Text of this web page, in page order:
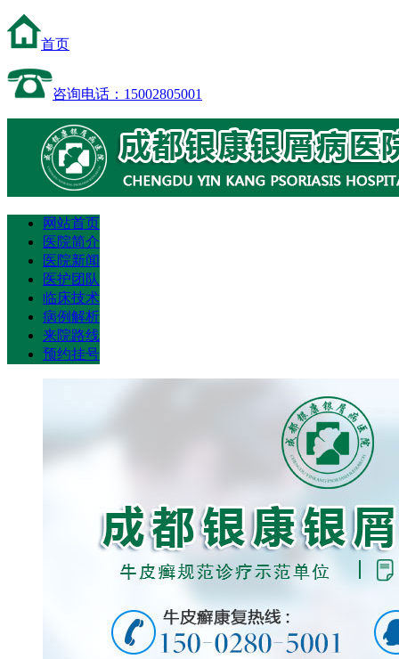
首页
咨询电话：15002805001
网站首页
医院简介
医院新闻
医护团队
临床技术
病例解析
来院路线
预约挂号